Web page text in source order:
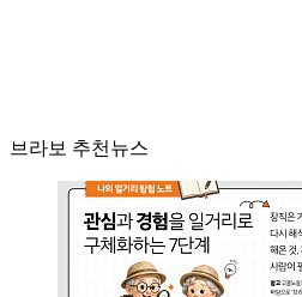
브라보 추천뉴스